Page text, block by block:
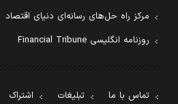
مرکز راه حل‌های رسانه‌ای دنیای اقتصاد
روزنامه انگلیسی Financial Tribune
تماس با ما تبلیغات اشتراک